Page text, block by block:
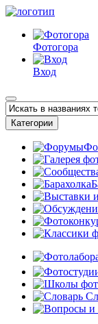
Фотогора
Вход
Категории